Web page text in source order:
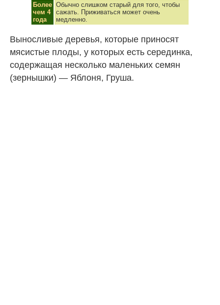
Более
чем 4
года
Обычно слишком старый для того, чтобы
сажать. Приживаться может очень
медленно.
Выносливые деревья, которые приносят
мясистые плоды, у которых есть серединка,
содержащая несколько маленьких семян
(зернышки) — Яблоня, Груша.